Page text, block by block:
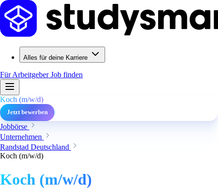
Alles für deine Karriere
Für ArbeitgeberJob finden
Koch (m/w/d)
Jetzt bewerben
Jobbörse
Unternehmen
Randstad Deutschland
Koch (m/w/d)
Koch (m/w/d)